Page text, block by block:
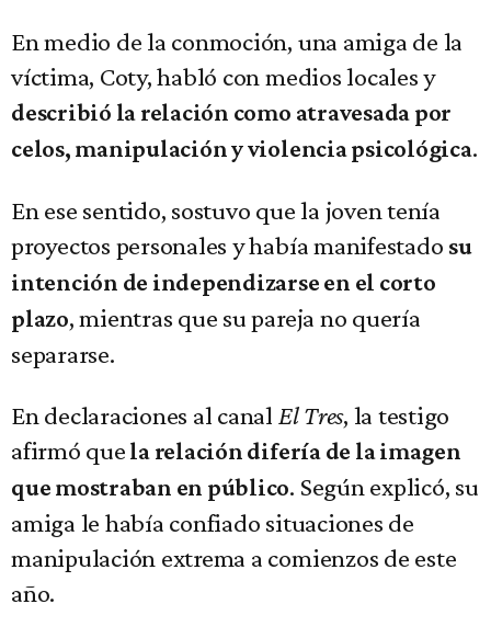
En medio de la conmoción, una amiga de la
víctima, Coty, habló con medios locales y
describió la relación como atravesada por
celos, manipulación y violencia psicológica.
En ese sentido, sostuvo que la joven tenía
proyectos personales y había manifestado su
intención de independizarse en el corto
plazo, mientras que su pareja no quería
separarse.
En declaraciones al canal El Tres, la testigo
afirmó que la relación difería de la imagen
que mostraban en público. Según explicó, su
amiga le había confiado situaciones de
manipulación extrema a comienzos de este
año.